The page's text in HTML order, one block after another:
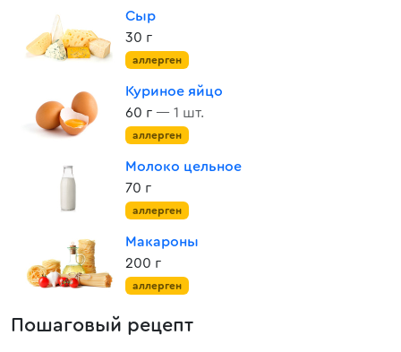
Сыр
30 г
аллерген
Куриное яйцо
60 г — 1 шт.
аллерген
Молоко цельное
70 г
аллерген
Макароны
200 г
аллерген
Пошаговый рецепт